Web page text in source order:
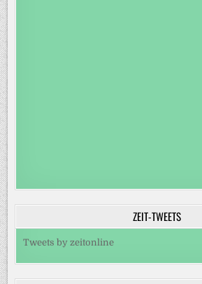
ZEIT-TWEETS
Tweets by zeitonline